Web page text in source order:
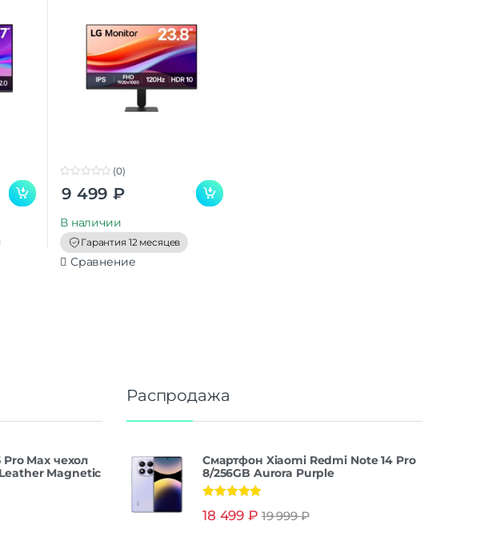
o
o
(0)
9 499 ₽
В наличии
Гарантия 12 месяцев
Сравнение
Max чехол
Magnetic
Распродажа
Смартфон Xiaomi Redmi Note 14 Pro
8/256GB Aurora Purple
из 5
18 499 ₽ 19 999₽